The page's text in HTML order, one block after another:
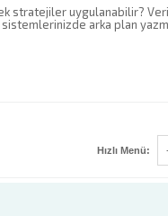
stratejiler uygulanabilir?
arka plan
Hızlı Menü: